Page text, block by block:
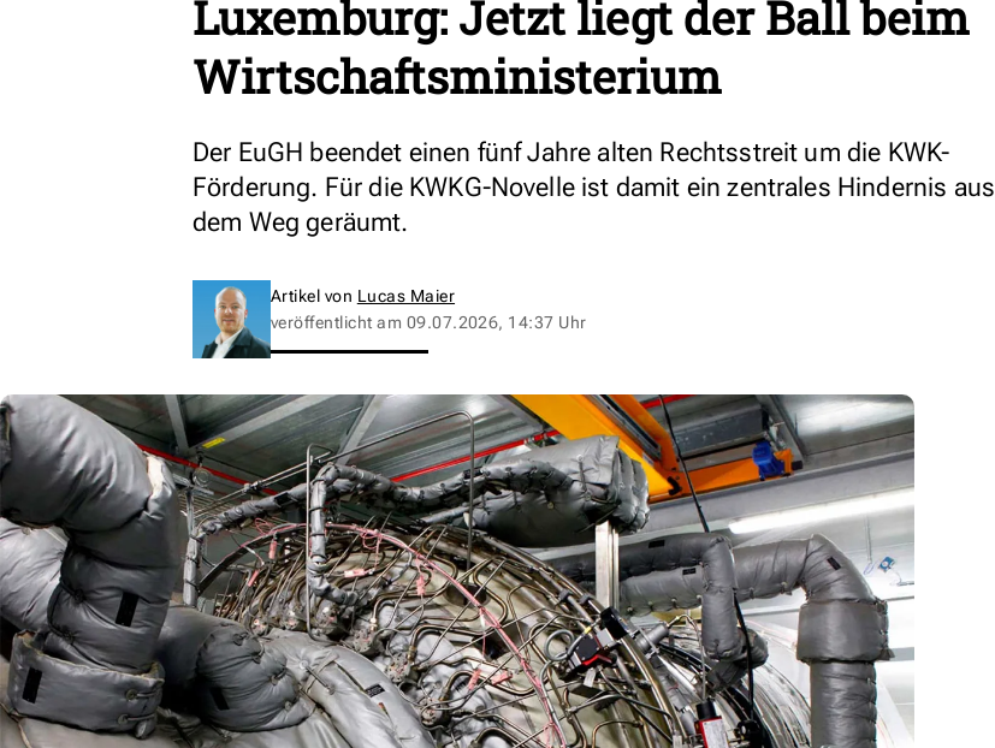
Luxemburg: Jetzt liegt der Ball beim
Wirtschaftsministerium
Der EuGH beendet einen fünf Jahre alten Rechtsstreit um die KWK-
Förderung. Für die KWKG-Novelle ist damit ein zentrales Hindernis aus
dem Weg geräumt.
Artikel von Lucas Maier
veröffentlicht am 09.07.2026, 14:37 Uhr